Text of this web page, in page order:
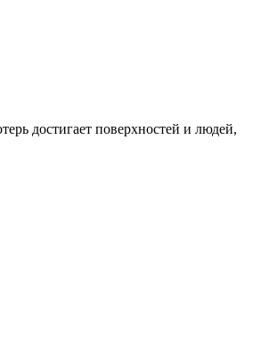
достигает поверхностей и людей,